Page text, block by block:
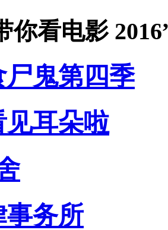
你看电影
尸鬼第四季
见耳朵啦
事务所